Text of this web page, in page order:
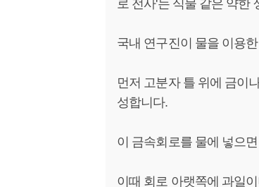
로 전사'는 식물 같은 약한
국내 연구진이 물을 이용
먼저 고분자 틀 위에 금이
성합니다.
이 금속회로를 물에 넣으
이때 회로 아랫쪽에 과일